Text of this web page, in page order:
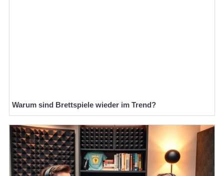
Warum sind Brettspiele wieder im Trend?